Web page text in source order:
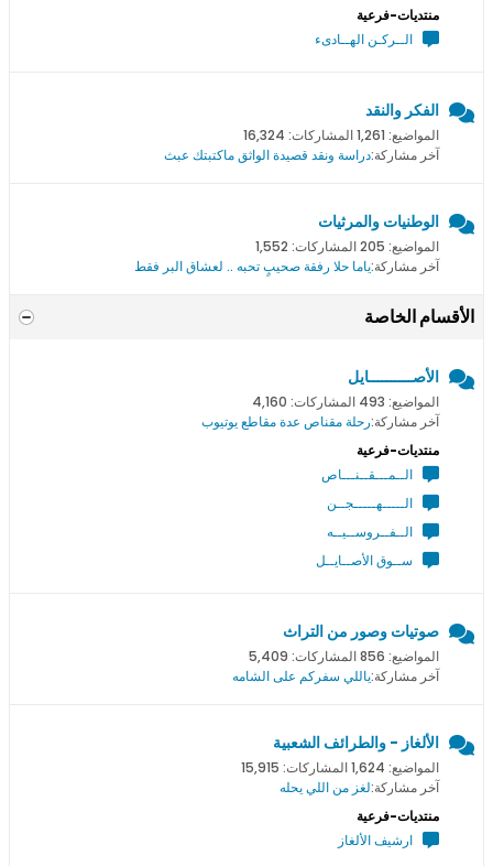
منتديات-فرعية
الــركـن الهــادىء
الفكر والنقد
المواضيع: 1,261 المشاركات: 16,324
آخر مشاركة:دراسة ونقد قصيدة الواثق ماكتبتك عبث
الوطنيات والمرثيات
المواضيع: 205 المشاركات: 1,552
آخر مشاركة:ياما حلا رفقة صحيبٍ تحبه .. لعشاق البر فقط
الأقسام الخاصة
الأصــــــــــايل
المواضيع: 493 المشاركات: 4,160
آخر مشاركة:رحلة مقناص عدة مقاطع يوتيوب
منتديات-فرعية
الــمـــقــنـــاص
الـــــهـــــجــن
الــفــروســيــه
ســوق الأصــايــل
صوتيات وصور من التراث
المواضيع: 856 المشاركات: 5,409
آخر مشاركة:ياللي سفركم على الشامه
الألغاز - والطرائف الشعبية
المواضيع: 1,624 المشاركات: 15,915
آخر مشاركة:لغز من اللي يحله
منتديات-فرعية
ارشيف الألغاز